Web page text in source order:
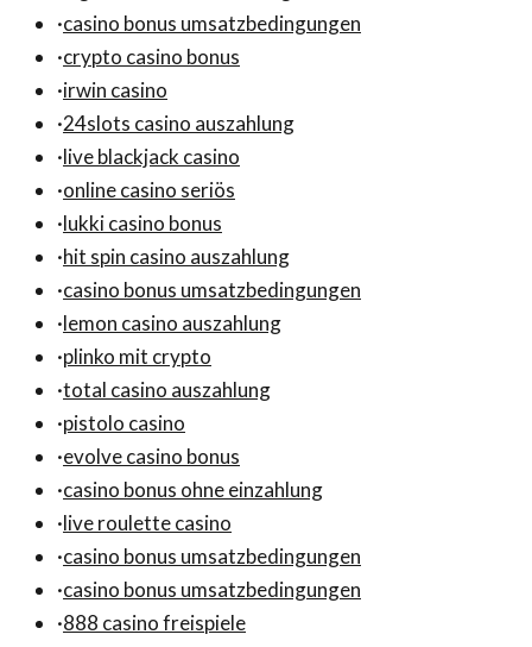
·casino bonus umsatzbedingungen
·crypto casino bonus
·irwin casino
·24slots casino auszahlung
·live blackjack casino
·online casino seriös
·lukki casino bonus
·hit spin casino auszahlung
·casino bonus umsatzbedingungen
·lemon casino auszahlung
·plinko mit crypto
·total casino auszahlung
·pistolo casino
·evolve casino bonus
·casino bonus ohne einzahlung
·live roulette casino
·casino bonus umsatzbedingungen
·casino bonus umsatzbedingungen
·888 casino freispiele